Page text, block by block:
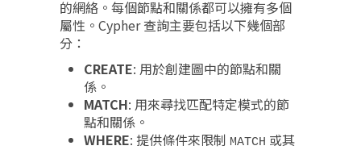
的網絡。每個節點和關係都可以擁有多個
屬性。Cypher 查詢主要包括以下幾個部
分：
CREATE: 用於創建圖中的節點和關
係。
MATCH: 用來尋找匹配特定模式的節
點和關係。
WHERE: 提供條件來限制 MATCH 或其